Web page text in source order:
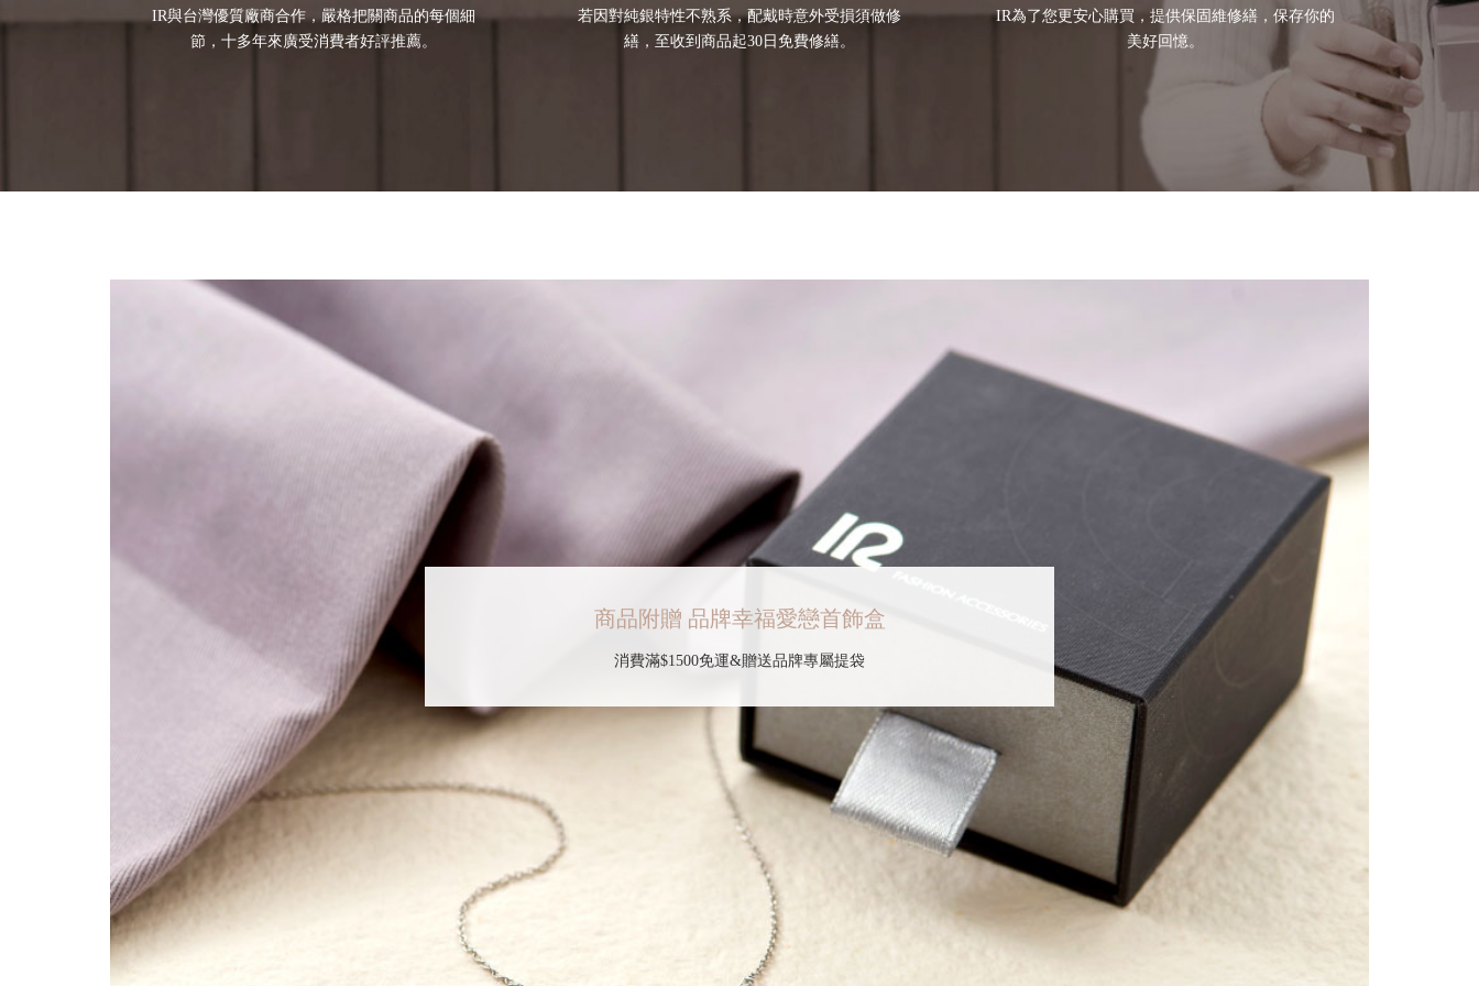
IR與台灣優質廠商合作，嚴格把關商品的每個細
節，十多年來廣受消費者好評推薦。
若因對純銀特性不熟系，配戴時意外受損須做修
繕，至收到商品起30日免費修繕。
IR為了您更安心購買，提供保固維修繕，保存你的
美好回憶。
商品附贈 品牌幸福愛戀首飾盒
消費滿$1500免運&贈送品牌專屬提袋